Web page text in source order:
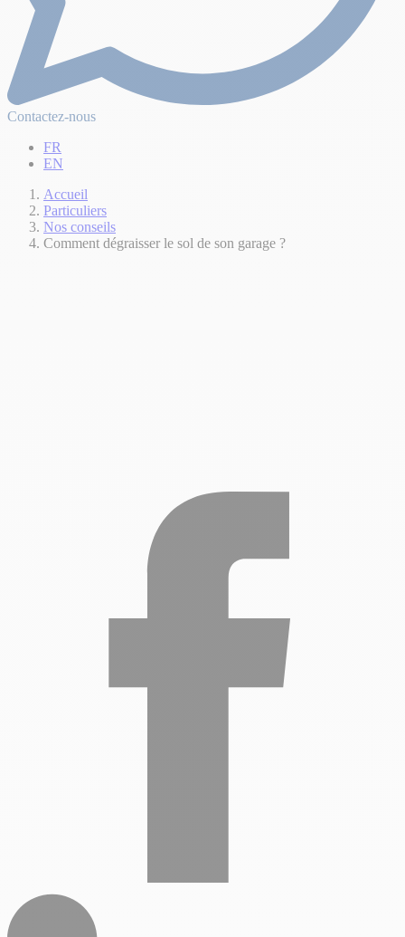
Contactez-nous
FR
EN
Accueil
Particuliers
Nos conseils
Comment dégraisser le sol de son garage ?